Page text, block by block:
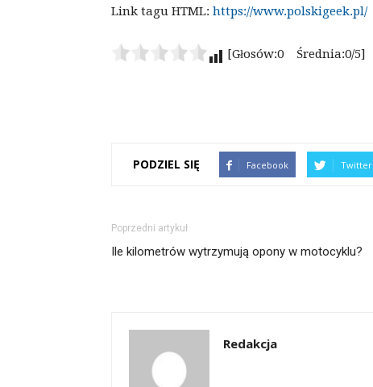
Link tagu HTML: https://www.polskigeek.pl/
[Głosów:0 Średnia:0/5]
PODZIEL SIĘ Facebook Twitter
Poprzedni artykuł
Ile kilometrów wytrzymują opony w motocyklu?
Redakcja